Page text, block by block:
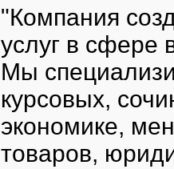
"Компания
услуг в сфере
Мы
курсовых,
экономике,
товаров,